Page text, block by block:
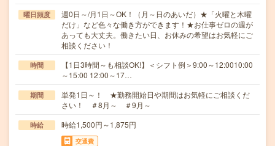
曜日頻度
週0日～/月1日～OK！（月～日のあいだ）★「火曜と木曜
だけ」など色々な働き方ができます！★お仕事ゼロの週が
あっても大丈夫。働きたい日、お休みの希望はお気軽にご
相談ください！
時間
【1日3時間～も相談OK!】＜シフト例＞9:00～12:0010:00
～15:00 12:00～17…
期間
単発1日～！ ★勤務開始日や期間はお気軽にご相談くだ
さい！ ＃8月～ ＃9月～
時給 時給1,500円～1,875円
交通費